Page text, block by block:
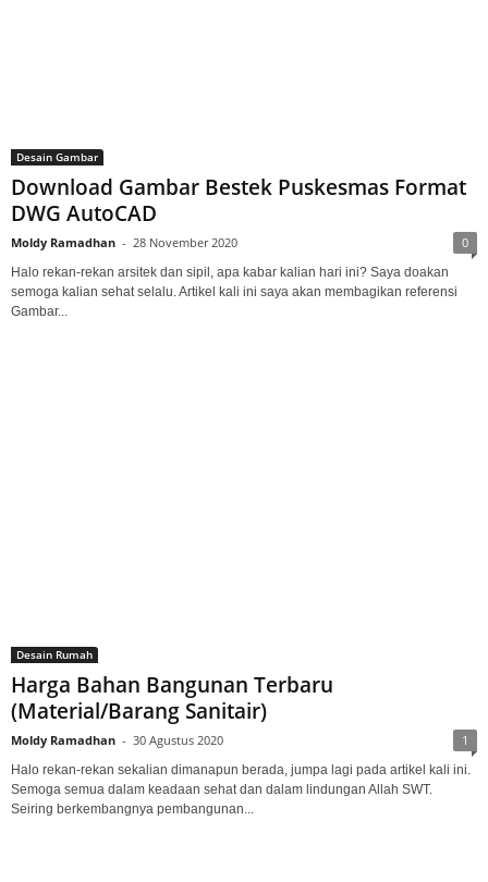
Desain Gambar
Download Gambar Bestek Puskesmas Format
DWG AutoCAD
Moldy Ramadhan - 28 November 2020 0
Halo rekan-rekan arsitek dan sipil, apa kabar kalian hari ini? Saya doakan
semoga kalian sehat selalu. Artikel kali ini saya akan membagikan referensi
Gambar...
Desain Rumah
Harga Bahan Bangunan Terbaru
(Material/Barang Sanitair)
Moldy Ramadhan - 30 Agustus 2020 1
Halo rekan-rekan sekalian dimanapun berada, jumpa lagi pada artikel kali ini.
Semoga semua dalam keadaan sehat dan dalam lindungan Allah SWT.
Seiring berkembangnya pembangunan...